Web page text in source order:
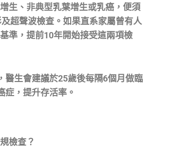
生、非典型乳葉增生或乳癌，便須
超聲波檢查。如果直系家屬曾有人
準，提前10年開始接受這兩項檢
醫生會建議於25歲後每隔6個月做臨
症，提升存活率。
檢查？